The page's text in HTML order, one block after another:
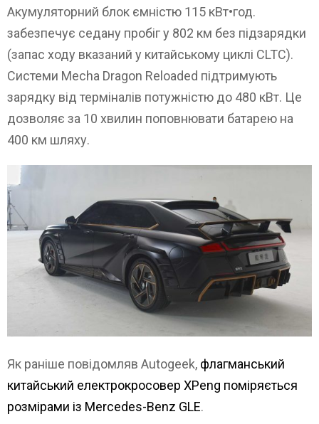
Акумуляторний блок ємністю 115 кВт•год.
забезпечує седану пробіг у 802 км без підзарядки
(запас ходу вказаний у китайському циклі CLTC).
Системи Mecha Dragon Reloaded підтримують
зарядку від терміналів потужністю до 480 кВт. Це
дозволяє за 10 хвилин поповнювати батарею на
400 км шляху.
Як раніше повідомляв Autogeek, флагманський
китайський електрокросовер XPeng поміряється
розмірами із Mercedes-Benz GLE.